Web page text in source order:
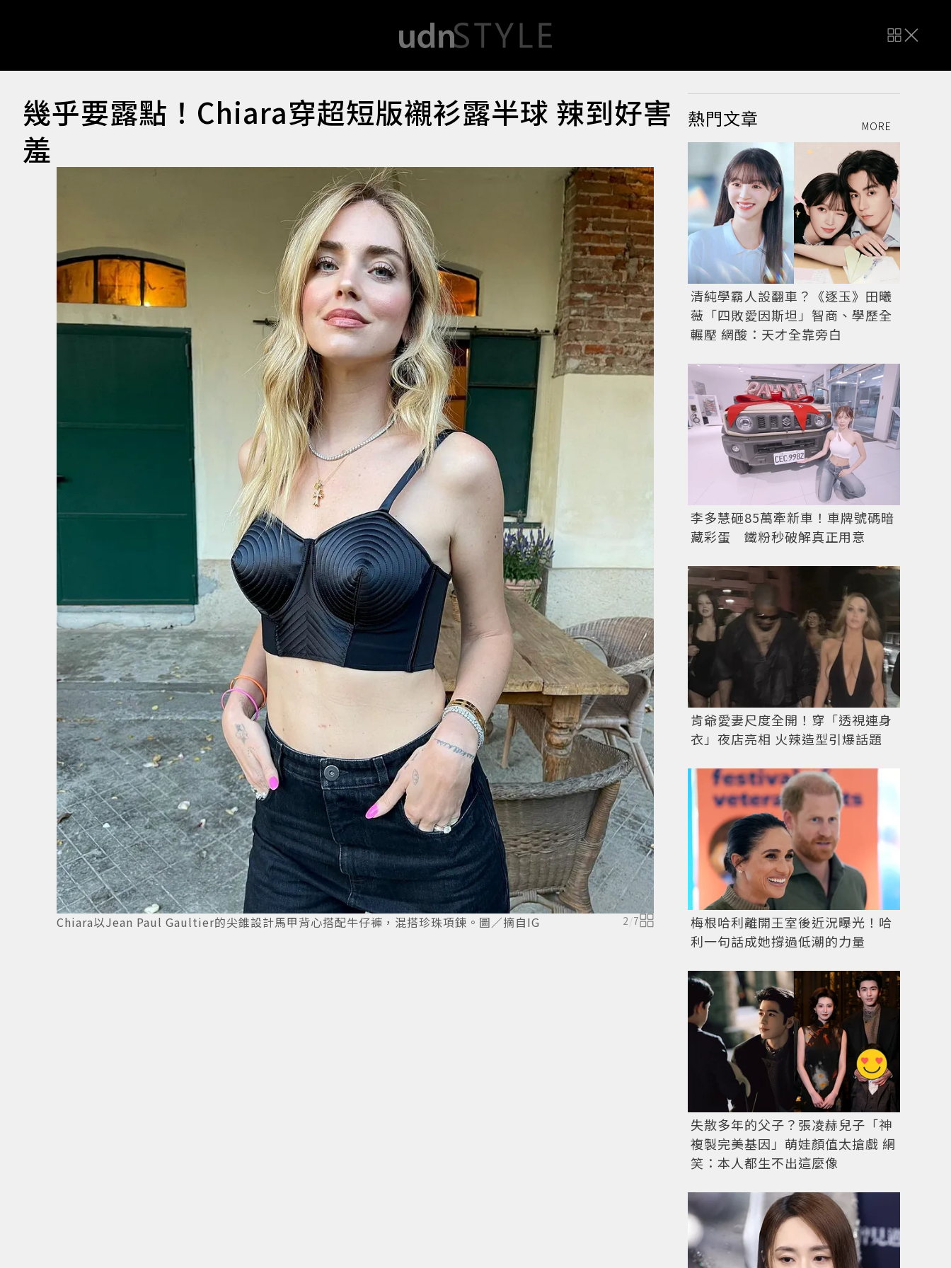
幾乎要露點！Chiara穿超短版襯衫露半球 辣到好害
羞
Chiara以Jean Paul Gaultier的尖錐設計馬甲背心搭配牛仔褲，混搭珍珠項鍊。圖／摘自IG 2 /7
海莉比柏也穿過同款MIU MIU上衣。圖／摘自IG
熱門文章 MORE
清純學霸人設翻車？《逐玉》田曦
薇「四敗愛因斯坦」智商、學歷全
輾壓 網酸：天才全靠旁白
李多慧砸85萬牽新車！車牌號碼暗
藏彩蛋 鐵粉秒破解真正用意
肯爺愛妻尺度全開！穿「透視連身
衣」夜店亮相 火辣造型引爆話題
梅根哈利離開王室後近況曝光！哈
利一句話成她撐過低潮的力量
失散多年的父子？張凌赫兒子「神
複製完美基因」萌娃顏值太搶戲 網
笑：本人都生不出這麼像